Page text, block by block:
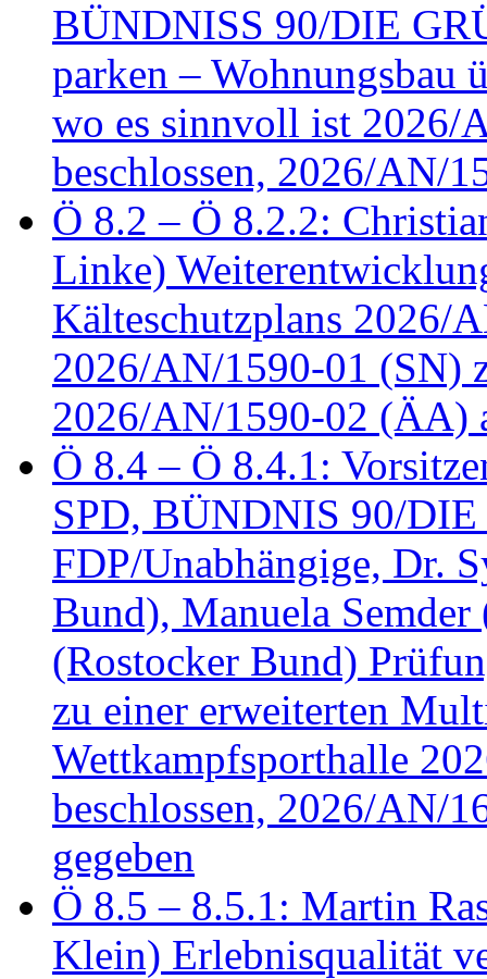
BÜNDNISS 90/DIE
parken – Wohnungsbau
wo es sinnvoll ist 2026/
beschlossen, 2026/AN/
Ö 8.2 – Ö 8.2.2:
Linke)
Kälteschutzplans 2026/
2026/AN/1590-01 (SN)
2026/AN/1590-02 (ÄA)
Ö 8.4 – Ö 8.4.1:
SPD, BÜNDNIS 90/
FDP/Unabhängige, Dr.
Bund), Manuela
(Rostocker Bund)
zu einer erweiterten
Wettkampfsporthalle
beschlossen, 2026/AN/
gegeben
Ö 8.5 – 8.5.1: Martin
Klein) Erlebnisqualität